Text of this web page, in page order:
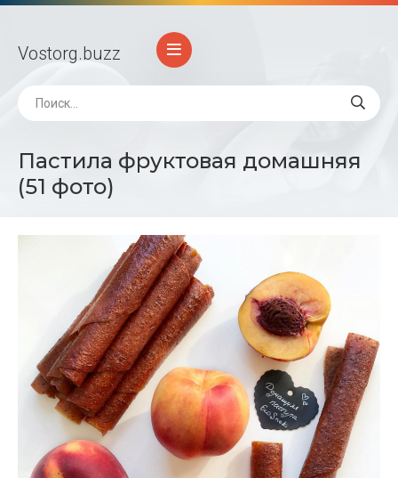
Vostorg.buzz
Пастила фруктовая домашняя
(51 фото)